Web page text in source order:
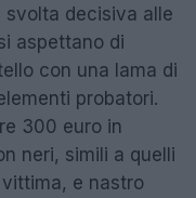
svolta decisiva alle
aspettano di
con una lama di
probatori.
300 euro in
neri, simili a quelli
e nastro